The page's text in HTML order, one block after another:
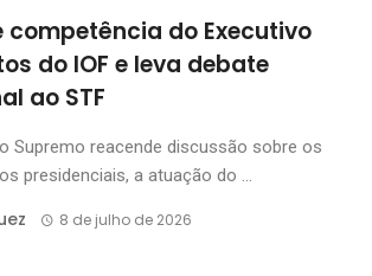
competência do Executivo
do IOF e leva debate
ao STF
Supremo reacende discussão sobre os
presidenciais, a atuação do ...
8 de julho de 2026